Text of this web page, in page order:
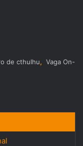
de cthulhu, Vaga On-